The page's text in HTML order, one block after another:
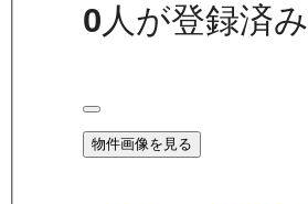
0人が登録済み
物件画像を見る